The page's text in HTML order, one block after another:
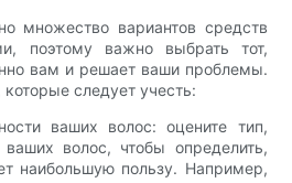
множество вариантов средств
поэтому важно выбрать тот,
вам и решает ваши проблемы.
следует учесть:
ваших волос: оцените тип,
волос, чтобы определить,
наибольшую пользу. Например,